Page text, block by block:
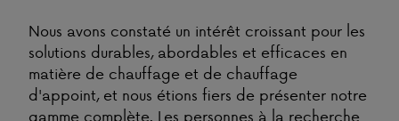
Nous avons constaté un intérêt croissant pour les
solutions durables, abordables et efficaces en
matière de chauffage et de chauffage
d'appoint, et nous étions fiers de présenter notre
gamme complète. Les personnes à la recherche